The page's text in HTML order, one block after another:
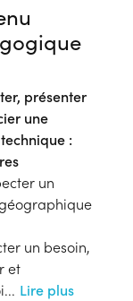
présenter
une
:
un
un besoin,
et
... Lire plus